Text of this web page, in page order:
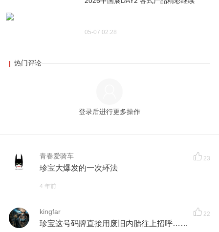
05-07 02:28
热门评论
登录后进行更多操作
青春爱骑车 23
珍宝大爆发的一次环法
4 年前
kingfar 22
珍宝这号码牌直接用废旧内胎往上招呼……